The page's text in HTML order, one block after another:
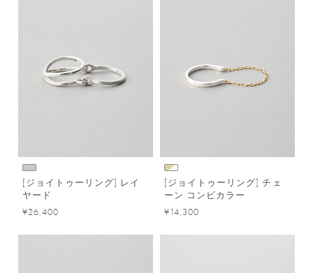
[ジョイトゥーリング] レイ
ヤード
¥26,400
[ジョイトゥーリング] チェ
ーン コンビカラー
¥14,300